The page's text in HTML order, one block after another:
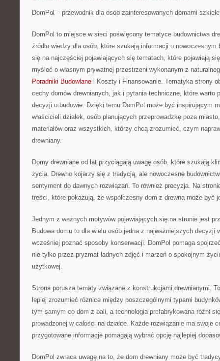
DomPol – przewodnik dla osób zainteresowanych domami
DomPol to miejsce w sieci poświęcony tematyce budownictwa
źródło wiedzy dla osób, które szukają informacji o nowoczesnym
się na najczęściej pojawiających się tematach, które pojawiają
myśleć o własnym prywatnej przestrzeni wykonanym z
Poradniki Budowlane i Koszty i Finansowanie. Tematyka strony
cechy domów drewnianych, jak i pytania techniczne, które warto
decyzji o budowie. Dzięki temu DomPol może być inspirującym
właścicieli działek, osób planujących przeprowadzkę poza
materiałów oraz wszystkich, którzy chcą zrozumieć, czym
drewniany.
Domy drewniane od lat przyciągają uwagę osób, które szukają
życia. Drewno kojarzy się z tradycją, ale nowoczesne
sentyment do dawnych rozwiązań. To również precyzja. Na
treści, które pokazują, że współczesny dom z drewna może być
Jednym z ważnych motywów pojawiających się na stronie jest
Budowa domu to dla wielu osób jedna z najważniejszych decyzji
wcześniej poznać sposoby konserwacji. DomPol pomaga
nie tylko przez pryzmat ładnych zdjęć i marzeń o spokojnym
użytkowej.
Strona porusza tematy związane z konstrukcjami drewnianymi.
lepiej zrozumieć różnice między poszczególnymi typami
tym samym co dom z bali, a technologia prefabrykowana różni
prowadzonej w całości na działce. Każde rozwiązanie ma swoje
przygotowane informacje pomagają wybrać opcję najlepiej
DomPol zwraca uwagę na to, że dom drewniany może być